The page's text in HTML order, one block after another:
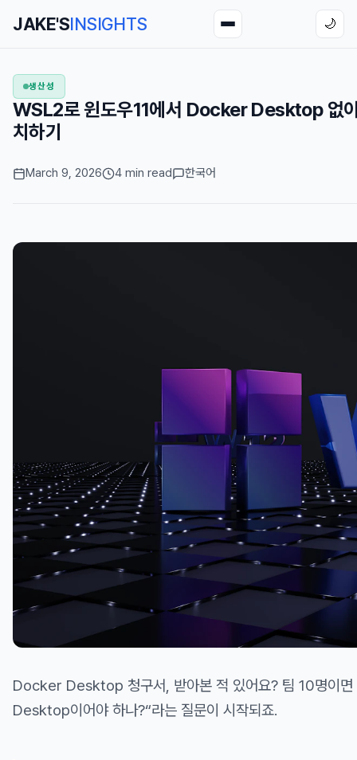
JAKE'SINSIGHTS 🌙
생산성
WSL2로 윈도우11에서 Docker Desktop
치하기
March 9, 2026 4 min read 한국어
Docker Desktop 청구서, 받아본 적 있어요? 팀 10명이
Desktop이어야 하나?“라는 질문이 시작되죠.